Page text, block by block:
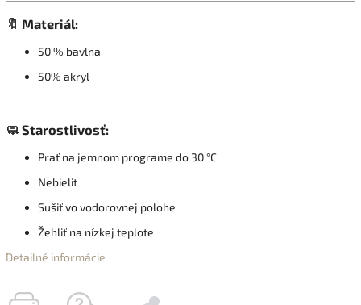
🔖 Materiál:
50 % bavlna
50% akryl
🧼 Starostlivosť:
Prať na jemnom programe do 30 °C
Nebieliť
Sušiť vo vodorovnej polohe
Žehliť na nízkej teplote
Detailné informácie